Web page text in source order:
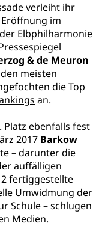
verleiht ihr
Eröffnung im
Elbphilharmonie
& de Meuron
meisten
die Top
an.
ebenfalls fest
2017 Barkow
– darunter die
auffälligen
fertiggestellte
Umwidmung der
Schule – schlugen
Medien.